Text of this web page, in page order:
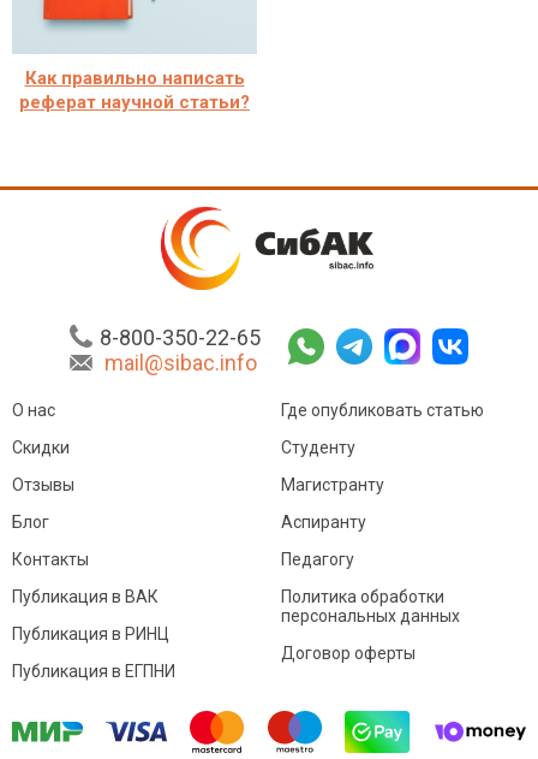
Как правильно написать
реферат научной статьи?
8-800-350-22-65
mail@sibac.info
О нас
Скидки
Отзывы
Блог
Контакты
Где опубликовать статью
Студенту
Магистранту
Аспиранту
Педагогу
Публикация в ВАК
Публикация в РИНЦ
Публикация в ЕГПНИ
Политика обработки
персональных данных
Договор оферты